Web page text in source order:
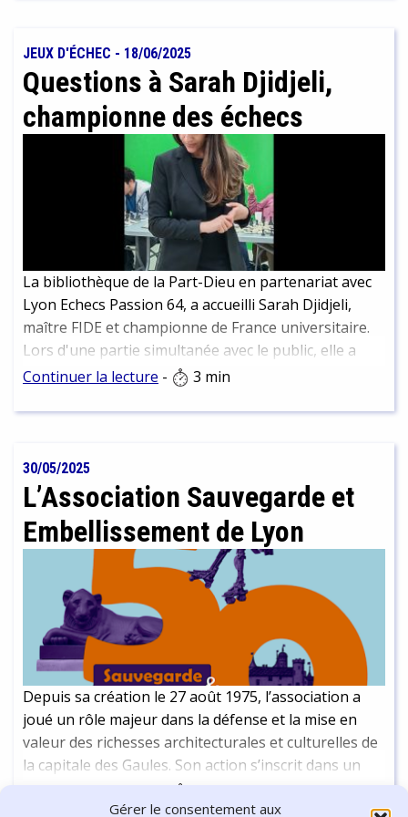
Gérer le consentement aux
cependant à ne pas trop plonger dans un chapitre
passionnant et en ressortir trois arrêts plus loin que
votre destination ! Nous parlons d’expérience…
JEUX D'ÉCHEC - 18/06/2025
Questions à Sarah Djidjeli,
championne des échecs
La bibliothèque de la Part-Dieu en partenariat avec
Lyon Echecs Passion 64, a accueilli Sarah Djidjeli,
maître FIDE et championne de France universitaire.
Lors d'une partie simultanée avec le public, elle a
affronté 44 joueuses et joueurs. Résultat final, alors
nuls et 41 victoires pour Sarah. C'est ici l'occasion de
Continuer la lecture - 3 min
30/05/2025
L’Association Sauvegarde et
Embellissement de Lyon
Depuis sa création le 27 août 1975, l’association a
joué un rôle majeur dans la défense et la mise en
valeur des richesses architecturales et culturelles de
la capitale des Gaules. Son action s’inscrit dans un
réseau plus large d’associations et de structures
engagées dans la préservation du patrimoine mais